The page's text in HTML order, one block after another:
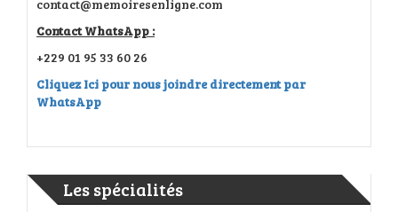
contact@memoiresenligne.com
Contact WhatsApp :
+229 01 95 33 60 26
Cliquez Ici pour nous joindre directement par
WhatsApp
Les spécialités